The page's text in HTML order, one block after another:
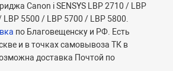
Canon i SENSYS LBP 2710 / LBP
5500 / LBP 5700 / LBP 5800.
по Благовещенску и РФ. Есть
и в точках самовывоза ТК в
доставка Почтой по